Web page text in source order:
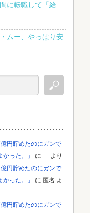
に転職して「給
ムー、やっぱり安
円貯めたのにガンで
った。」
に
より
円貯めたのにガンで
った。」
に 匿名 よ
円貯めたのにガンで